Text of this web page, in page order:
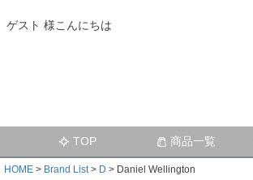
ゲスト 様こんにちは
TOP
商品一覧
HOME Brand List D Daniel Wellington